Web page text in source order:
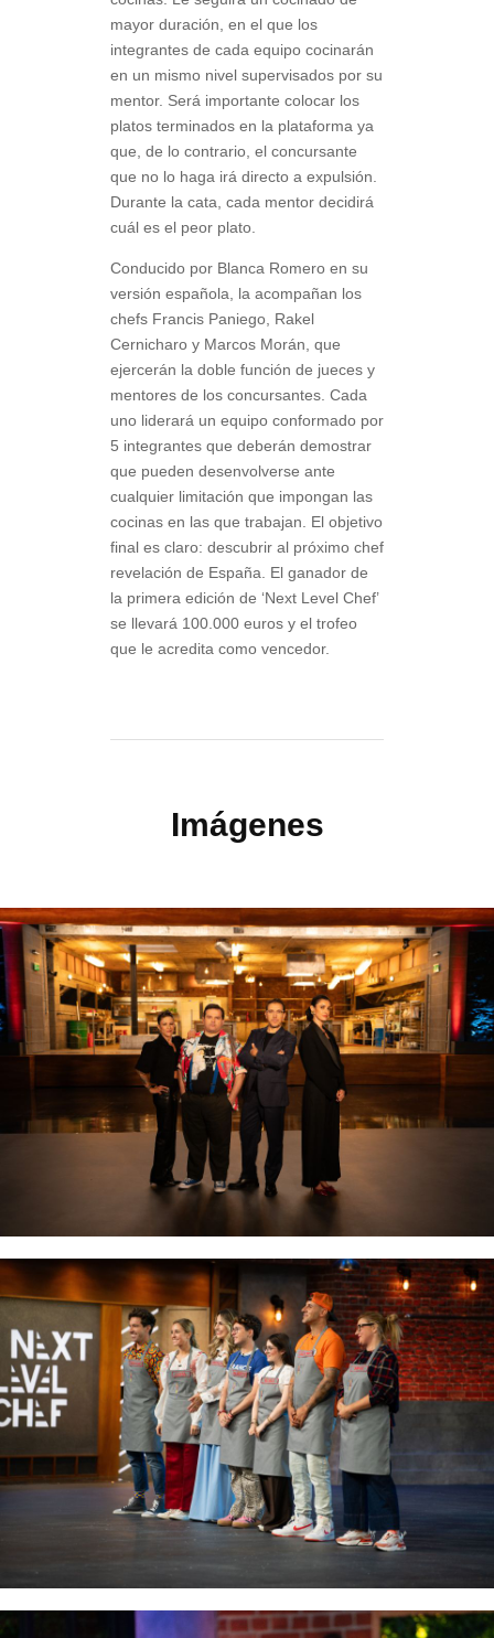
mayor duración, en el que los
integrantes de cada equipo cocinarán
en un mismo nivel supervisados por su
mentor. Será importante colocar los
platos terminados en la plataforma ya
que, de lo contrario, el concursante
que no lo haga irá directo a expulsión.
Durante la cata, cada mentor decidirá
cuál es el peor plato.
Conducido por Blanca Romero en su
versión española, la acompañan los
chefs Francis Paniego, Rakel
Cernicharo y Marcos Morán, que
ejercerán la doble función de jueces y
mentores de los concursantes. Cada
uno liderará un equipo conformado por
5 integrantes que deberán demostrar
que pueden desenvolverse ante
cualquier limitación que impongan las
cocinas en las que trabajan. El objetivo
final es claro: descubrir al próximo chef
revelación de España. El ganador de
la primera edición de ‘Next Level Chef’
se llevará 100.000 euros y el trofeo
que le acredita como vencedor.
Imágenes